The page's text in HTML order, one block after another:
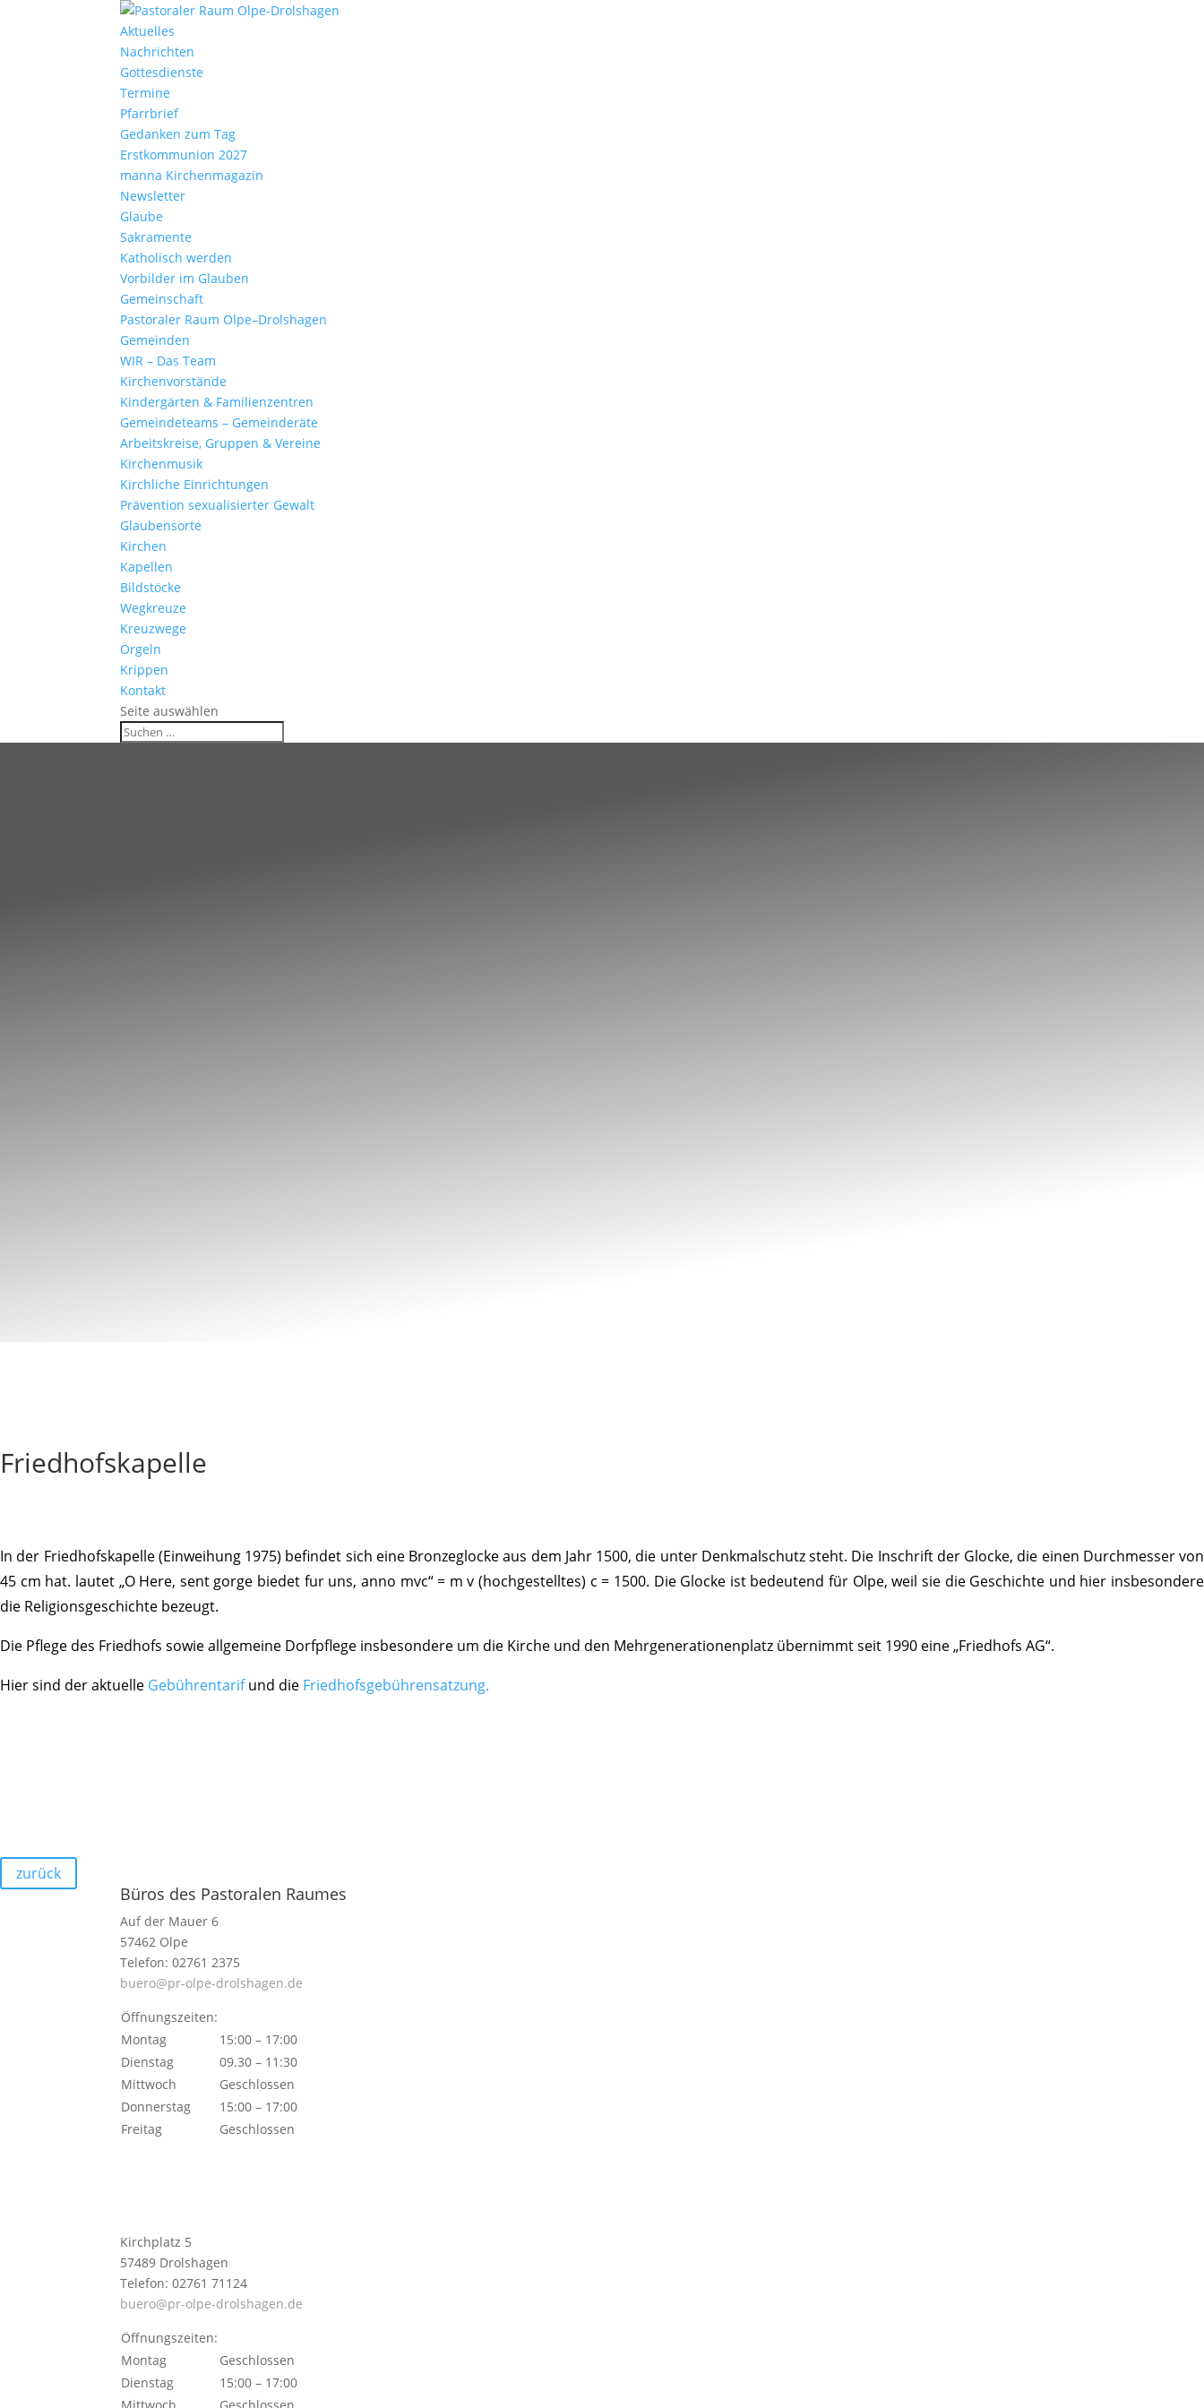
Aktu­elles
Nach­richten
Gottes­dienste
Termine
Pfarr­brief
Gedanken zum Tag
Erst­kom­mu­nion 2027
manna Kirchen­ma­gazin
News­letter
Glaube
Sakra­mente
Katho­lisch werden
Vorbilder im Glauben
Gemein­schaft
Pasto­raler Raum Olpe–Drolshagen
Gemeinden
WIR – Das Team
Kirchen­vor­stände
Kinder­gärten & Familienzentren
Gemein­de­teams – Gemeinderäte
Arbeits­kreise, Gruppen & Vereine
Kirchen­musik
Kirch­liche Einrichtungen
Präven­tion sexua­li­sierter Gewalt
Glau­ben­s­orte
Kirchen
Kapellen
Bild­stöcke
Wegkreuze
Kreuz­wege
Orgeln
Krippen
Kontakt
Seite auswählen
Fried­hofs­ka­pelle
In der Fried­hofs­ka­pelle (Einwei­hung 1975) befindet sich eine Bron­ze­glocke aus dem Jahr 1500, die unter Denk­mal­schutz steht. Die Inschrift der Glocke, die einen Durch­messer von
45 cm hat. lautet „O Here, sent gorge biedet fur uns, anno mvc“ = m v (hoch­ge­stelltes) c = 1500. Die Glocke ist bedeu­tend für Olpe, weil sie die Geschichte und hier insbe­son­dere
die Reli­gi­ons­ge­schichte bezeugt.
Die Pflege des Fried­hofs sowie allge­meine Dorf­pflege insbe­son­dere um die Kirche und den Mehr­ge­ne­ra­tio­nen­platz über­nimmt seit 1990 eine „Fried­hofs AG“.
Hier sind der aktu­elle Gebüh­ren­tarifund die Fried­hofs­ge­büh­ren­sat­zung.
zurück
Büros des Pastoralen Raumes
Auf der Mauer 6
57462 Olpe
Telefon: 02761 2375
buero@pr-olpe-drolshagen.de
Öffnungszeiten:
Montag
15:00 – 17:00
Dienstag
09.30 – 11:30
Mittwoch
Geschlossen
Donnerstag
15:00 – 17:00
Freitag
Geschlossen
Kirchplatz 5
57489 Drolshagen
Telefon: 02761 71124
buero@pr-olpe-drolshagen.de
Öffnungszeiten:
Montag
Geschlossen
Dienstag
15:00 – 17:00